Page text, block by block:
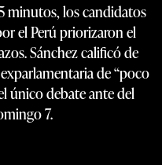
minutos, los candidatos
el Perú priorizaron el
Sánchez calificó de
de “poco
único debate ante del
7.